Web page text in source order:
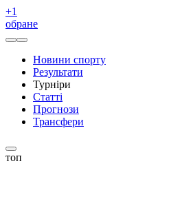
+1
обране
Новини спорту
Результати
Турніри
Статті
Прогнози
Трансфери
топ